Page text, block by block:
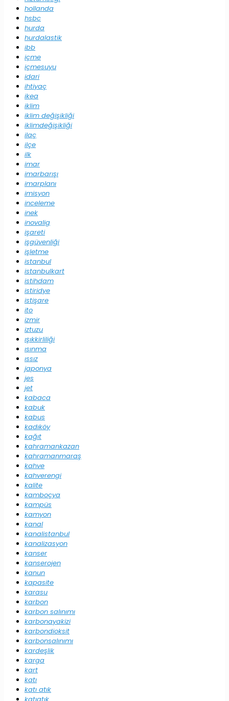
hollanda
hsbc
hurda
hurdalastik
ibb
içme
içmesuyu
idari
ihtiyaç
ikea
iklim
iklim değişikliği
iklimdeğişikliği
ilaç
ilçe
ilk
imar
imarbarışı
imarplanı
imisyon
inceleme
inek
inovalig
işareti
işgüvenliği
işletme
istanbul
istanbulkart
istihdam
istiridye
istişare
ito
izmir
iztuzu
ışıkkirliliği
ısınma
ıssız
japonya
jes
jet
kabaca
kabuk
kabus
kadıköy
kağıt
kahramankazan
kahramanmaraş
kahve
kahverengi
kalite
kamboçya
kampüs
kamyon
kanal
kanalistanbul
kanalizasyon
kanser
kanserojen
kanun
kapasite
karasu
karbon
karbon salınımı
karbonayakizi
karbondioksit
karbonsalınımı
kardeşlik
karga
kart
katı
katı atık